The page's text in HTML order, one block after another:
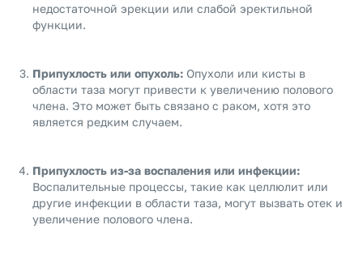
недостаточной эрекции или слабой эректильной
функции.
Припухлость или опухоль: Опухоли или кисты в
области таза могут привести к увеличению полового
члена. Это может быть связано с раком, хотя это
является редким случаем.
Припухлость из-за воспаления или инфекции:
Воспалительные процессы, такие как целлюлит или
другие инфекции в области таза, могут вызвать отек и
увеличение полового члена.